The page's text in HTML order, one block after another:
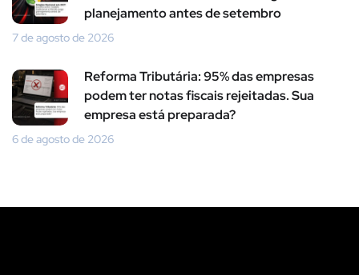
planejamento antes de setembro
7 de agosto de 2026
Reforma Tributária: 95% das empresas
podem ter notas fiscais rejeitadas. Sua
empresa está preparada?
6 de agosto de 2026